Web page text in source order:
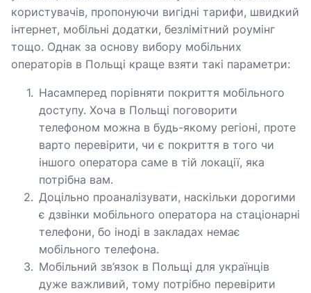
користувачів, пропонуючи вигідні тарифи, швидкий
інтернет, мобільні додатки, безлімітний роумінг
тощо. Однак за основу вибору мобільних
операторів в Польщі краще взяти такі параметри:
Насамперед порівняти покриття мобільного
доступу. Хоча в Польщі поговорити
телефоном можна в будь-якому регіоні, проте
варто перевірити, чи є покриття в того чи
іншого оператора саме в тій локації, яка
потрібна вам.
Доцільно проаналізувати, наскільки дорогими
є дзвінки мобільного оператора на стаціонарні
телефони, бо іноді в закладах немає
мобільного телефона.
Мобільний зв’язок в Польщі для українців
дуже важливий, тому потрібно перевірити